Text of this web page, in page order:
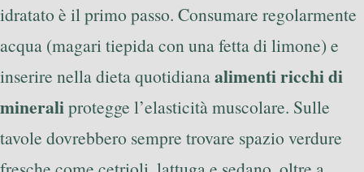
idratato è il primo passo. Consumare regolarmente
acqua (magari tiepida con una fetta di limone) e
inserire nella dieta quotidianaalimenti ricchi di
mineraliprotegge l’elasticità muscolare. Sulle
tavole dovrebbero sempre trovare spazio verdure